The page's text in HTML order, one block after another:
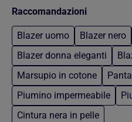
Raccomandazioni
Blazer uomo Blazer nero
Blazer donna eleganti
Marsupio in cotone
Piumino impermeabile
Cintura nera in pelle